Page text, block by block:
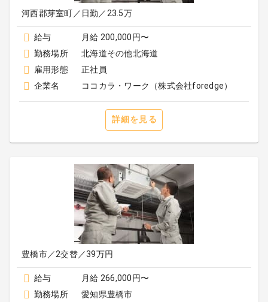
河西郡芽室町／日勤／23.5万
給与
月給 200,000円〜
勤務場所
北海道その他北海道
雇用形態
正社員
企業名
ココカラ・ワーク（株式会社foredge）
詳細を見る
豊橋市／2交替／39万円
給与
月給 266,000円〜
勤務場所
愛知県豊橋市